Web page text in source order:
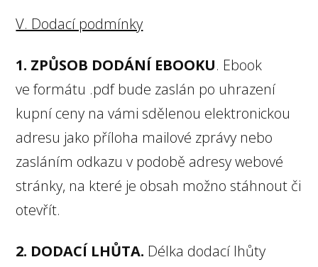
V. Dodací podmínky
1. ZPŮSOB DODÁNÍ EBOOKU. Ebook
ve formátu .pdf bude zaslán po uhrazení
kupní ceny na vámi sdělenou elektronickou
adresu jako příloha mailové zprávy nebo
zasláním odkazu v podobě adresy webové
stránky, na které je obsah možno stáhnout či
otevřít.
2. DODACÍ LHŮTA. Délka dodací lhůty